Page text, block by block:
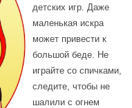
детских игр. Даже
маленькая искра
может привести к
большой беде. Не
играйте со спичками,
следите, чтобы не
шалили с огнем